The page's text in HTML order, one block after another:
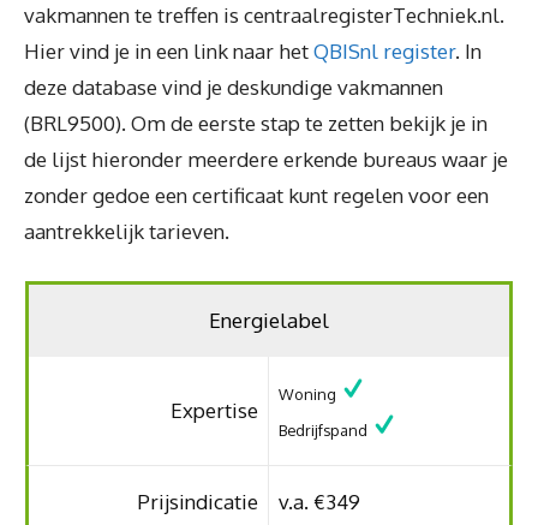
vakmannen te treffen is centraalregisterTechniek.nl.
Hier vind je in een link naar hetQBISnl register. In
deze database vind je deskundige vakmannen
(BRL9500). Om de eerste stap te zetten bekijk je in
de lijst hieronder meerdere erkende bureaus waar je
zonder gedoe een certificaat kunt regelen voor een
aantrekkelijk tarieven.
Energielabel
Expertise
Woning
Bedrijfspand
Prijsindicatie v.a. €349